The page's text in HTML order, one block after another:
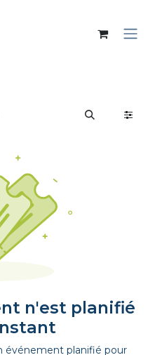
n'est planifié
événement planifié pour